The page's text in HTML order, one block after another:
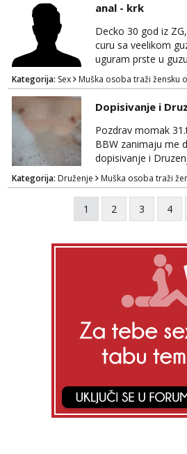
anal - krk
Decko 30 god iz
curu sa veelikom
uguram prste u
parovi i transiči
kakva placanja
unaprijed (aircash,
dolaze u obzir. Javit
whatsapp
Kategorija: Sex Muška osoba traži žensku
Dopisivanje i
Pozdrav momak
BBW zanimaju me
dopisivanje i
Kategorija: Druženje Muška osoba traži
1 2 3 4